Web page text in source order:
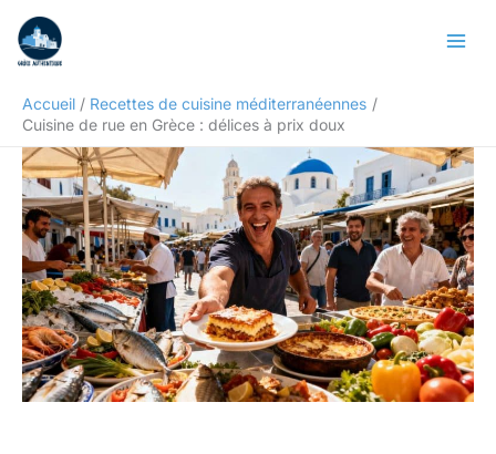
contenu
Accueil
Recettes de cuisine méditerranéennes
Cuisine de rue en Grèce : délices à prix doux
Rechercher